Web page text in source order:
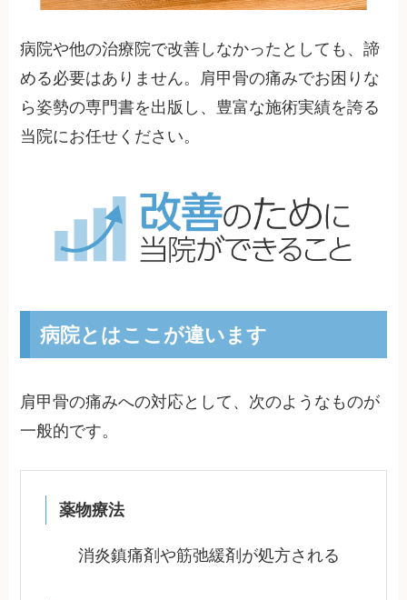
病院や他の治療院で改善しなかったとしても、諦
める必要はありません。肩甲骨の痛みでお困りな
ら姿勢の専門書を出版し、豊富な施術実績を誇る
当院にお任せください。
病院とはここが違います
肩甲骨の痛みへの対応として、次のようなものが
一般的です。
薬物療法
消炎鎮痛剤や筋弛緩剤が処方される